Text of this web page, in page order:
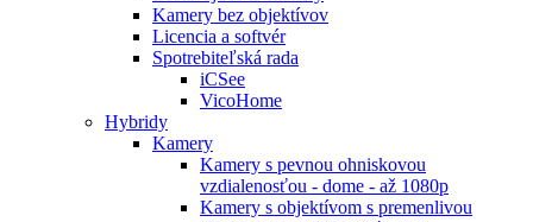
Kamery bez objektívov
Licencia a softvér
Spotrebiteľská rada
iCSee
VicoHome
Hybridy
Kamery
Kamery s pevnou ohniskovou
vzdialenosťou - dome - až 1080p
Kamery s objektívom s premenlivou